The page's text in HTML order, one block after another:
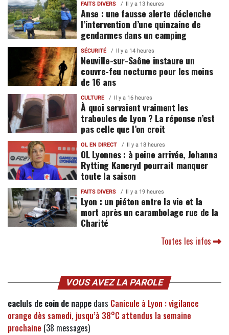
FAITS DIVERS Il y a 13 heures
Anse : une fausse alerte déclenche
l’intervention d’une quinzaine de
gendarmes dans un camping
SÉCURITÉ Il y a 14 heures
Neuville-sur-Saône instaure un
couvre-feu nocturne pour les moins
de 16 ans
CULTURE Il y a 16 heures
À quoi servaient vraiment les
traboules de Lyon ? La réponse n’est
pas celle que l’on croit
OL EN DIRECT Il y a 18 heures
OL Lyonnes : à peine arrivée, Johanna
Rytting Kaneryd pourrait manquer
toute la saison
FAITS DIVERS Il y a 19 heures
Lyon : un piéton entre la vie et la
mort après un carambolage rue de la
Charité
Toutes les infos
VOUS AVEZ LA PAROLE
cacluls de coin de nappe dans Canicule à Lyon : vigilance
orange dès samedi, jusqu’à 38°C attendus la semaine
prochaine (38 messages)